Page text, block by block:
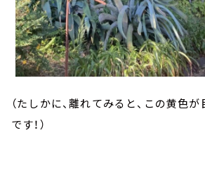
（たしかに、離れてみると、この黄色
です！）